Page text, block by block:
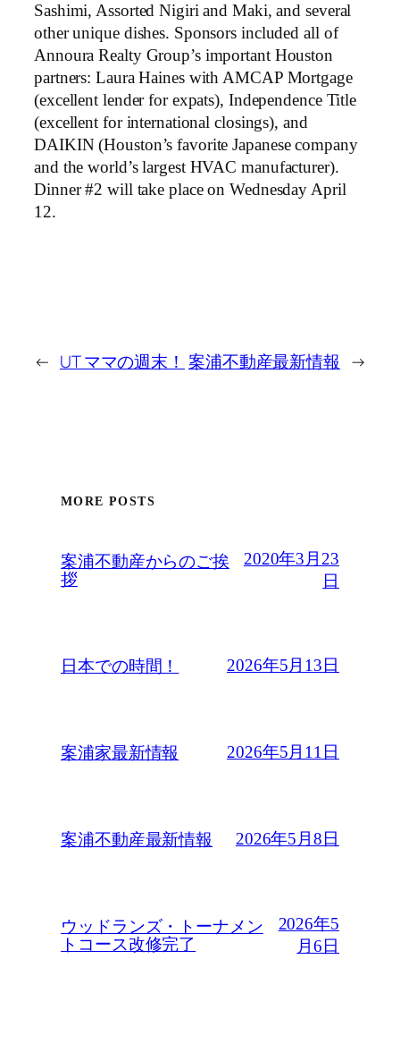
Sashimi, Assorted Nigiri and Maki, and several
other unique dishes. Sponsors included all of
Annoura Realty Group’s important Houston
partners: Laura Haines with AMCAP Mortgage
(excellent lender for expats), Independence Title
(excellent for international closings), and
DAIKIN (Houston’s favorite Japanese company
and the world’s largest HVAC manufacturer).
Dinner #2 will take place on Wednesday April
12.
← UT ママの週末！ 案浦不動産最新情報 →
MORE POSTS
案浦不動産からのご挨
拶
2020年3月23
日
日本での時間！ 2026年5月13日
案浦家最新情報 2026年5月11日
案浦不動産最新情報 2026年5月8日
ウッドランズ・トーナメン
トコース改修完了
2026年5
月6日